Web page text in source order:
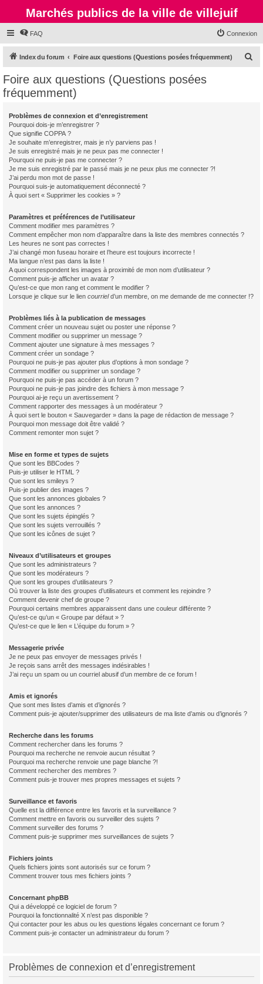
Marchés publics de la ville de villejuif
FAQ Connexion
Index du forum Foire aux questions (Questions posées fréquemment)
Foire aux questions (Questions posées
fréquemment)
Problèmes de connexion et d’enregistrement
Pourquoi dois-je m’enregistrer ?
Que signifie COPPA ?
Je souhaite m’enregistrer, mais je n’y parviens pas !
Je suis enregistré mais je ne peux pas me connecter !
Pourquoi ne puis-je pas me connecter ?
Je me suis enregistré par le passé mais je ne peux plus me connecter ?!
J’ai perdu mon mot de passe !
Pourquoi suis-je automatiquement déconnecté ?
À quoi sert « Supprimer les cookies » ?
Paramètres et préférences de l’utilisateur
Comment modifier mes paramètres ?
Comment empêcher mon nom d’apparaître dans la liste des membres connectés ?
Les heures ne sont pas correctes !
J’ai changé mon fuseau horaire et l’heure est toujours incorrecte !
Ma langue n’est pas dans la liste !
A quoi correspondent les images à proximité de mon nom d’utilisateur ?
Comment puis-je afficher un avatar ?
Qu’est-ce que mon rang et comment le modifier ?
Lorsque je clique sur le lien courrield’un membre, on me demande de me connecter !?
Problèmes liés à la publication de messages
Comment créer un nouveau sujet ou poster une réponse ?
Comment modifier ou supprimer un message ?
Comment ajouter une signature à mes messages ?
Comment créer un sondage ?
Pourquoi ne puis-je pas ajouter plus d’options à mon sondage ?
Comment modifier ou supprimer un sondage ?
Pourquoi ne puis-je pas accéder à un forum ?
Pourquoi ne puis-je pas joindre des fichiers à mon message ?
Pourquoi ai-je reçu un avertissement ?
Comment rapporter des messages à un modérateur ?
À quoi sert le bouton « Sauvegarder » dans la page de rédaction de message ?
Pourquoi mon message doit être validé ?
Comment remonter mon sujet ?
Mise en forme et types de sujets
Que sont les BBCodes ?
Puis-je utiliser le HTML ?
Que sont les smileys ?
Puis-je publier des images ?
Que sont les annonces globales ?
Que sont les annonces ?
Que sont les sujets épinglés ?
Que sont les sujets verrouillés ?
Que sont les icônes de sujet ?
Niveaux d’utilisateurs et groupes
Que sont les administrateurs ?
Que sont les modérateurs ?
Que sont les groupes d’utilisateurs ?
Où trouver la liste des groupes d’utilisateurs et comment les rejoindre ?
Comment devenir chef de groupe ?
Pourquoi certains membres apparaissent dans une couleur différente ?
Qu’est-ce qu’un « Groupe par défaut » ?
Qu’est-ce que le lien « L’équipe du forum » ?
Messagerie privée
Je ne peux pas envoyer de messages privés !
Je reçois sans arrêt des messages indésirables !
J’ai reçu un spam ou un courriel abusif d’un membre de ce forum !
Amis et ignorés
Que sont mes listes d’amis et d’ignorés ?
Comment puis-je ajouter/supprimer des utilisateurs de ma liste d’amis ou d’ignorés ?
Recherche dans les forums
Comment rechercher dans les forums ?
Pourquoi ma recherche ne renvoie aucun résultat ?
Pourquoi ma recherche renvoie une page blanche ?!
Comment rechercher des membres ?
Comment puis-je trouver mes propres messages et sujets ?
Surveillance et favoris
Quelle est la différence entre les favoris et la surveillance ?
Comment mettre en favoris ou surveiller des sujets ?
Comment surveiller des forums ?
Comment puis-je supprimer mes surveillances de sujets ?
Fichiers joints
Quels fichiers joints sont autorisés sur ce forum ?
Comment trouver tous mes fichiers joints ?
Concernant phpBB
Qui a développé ce logiciel de forum ?
Pourquoi la fonctionnalité X n’est pas disponible ?
Qui contacter pour les abus ou les questions légales concernant ce forum ?
Comment puis-je contacter un administrateur du forum ?
Problèmes de connexion et d’enregistrement